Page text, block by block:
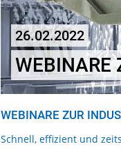
26.02.2022
WEBINARE
WEBINARE ZUR
Schnell, effizient und